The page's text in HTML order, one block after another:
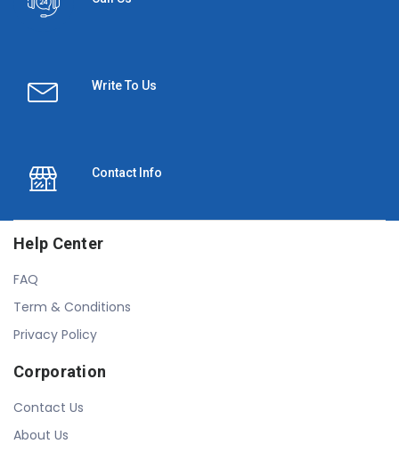
Write To Us
Contact Info
Help Center
FAQ
Term & Conditions
Privacy Policy
Corporation
Contact Us
About Us